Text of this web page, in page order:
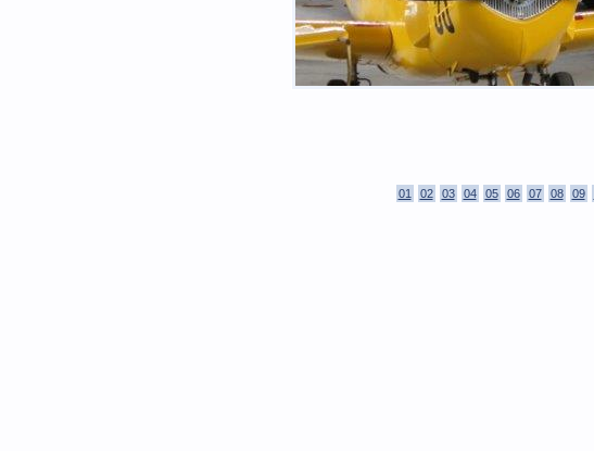
01 02 03 04 05 06 07 08 09